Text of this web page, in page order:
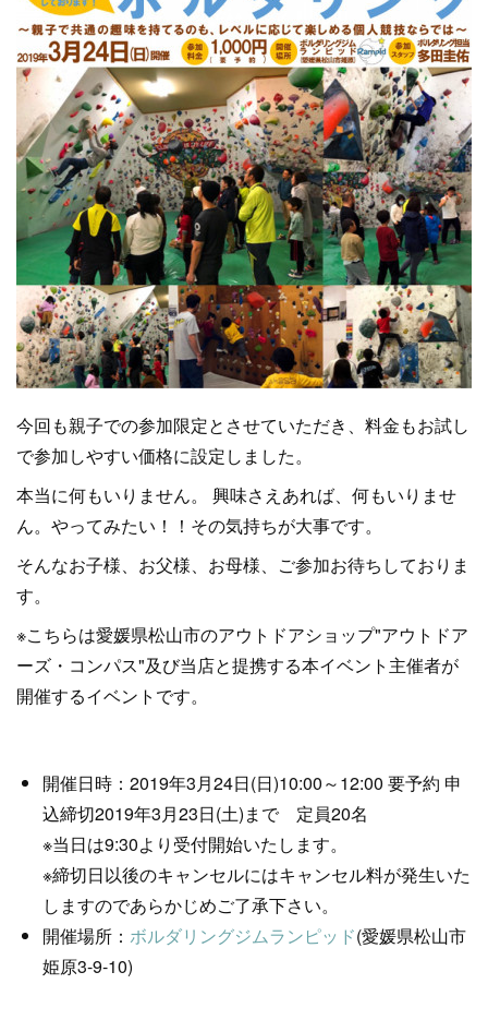
今回も親子での参加限定とさせていただき、料金もお試し
で参加しやすい価格に設定しました。
本当に何もいりません。 興味さえあれば、何もいりませ
ん。やってみたい！！その気持ちが大事です。
そんなお子様、お父様、お母様、ご参加お待ちしておりま
す。
※こちらは愛媛県松山市のアウトドアショップ"アウトドア
ーズ・コンパス"及び当店と提携する本イベント主催者が
開催するイベントです。
開催日時：2019年3月24日(日)10:00～12:00 要予約 申
込締切2019年3月23日(土)まで 定員20名
※当日は9:30より受付開始いたします。
※締切日以後のキャンセルにはキャンセル料が発生いた
しますのであらかじめご了承下さい。
開催場所： ボルダリングジムランピッド(愛媛県松山市
姫原3-9-10)